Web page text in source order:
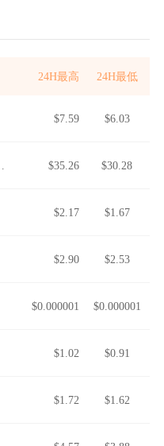
24H最高 24H最低
$7.59 $6.03
$35.26 $30.28
$2.17 $1.67
$2.90 $2.53
$0.000001 $0.000001
$1.02 $0.91
$1.72 $1.62